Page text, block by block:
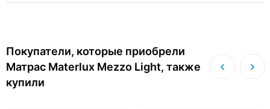
Покупатели, которые приобрели
Матрас Materlux Mezzo Light, также
купили